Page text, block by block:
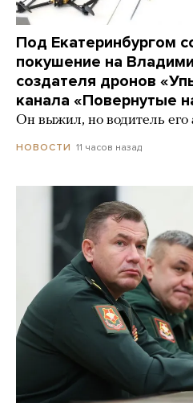
Под Екатеринбургом
покушение на
создателя дронов
канала «Повернутые
Он выжил, но водитель его
НОВОСТИ 11 часов назад